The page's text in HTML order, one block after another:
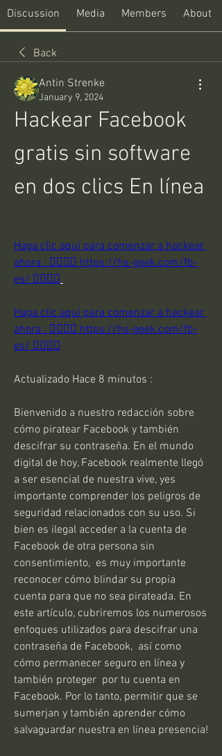
Discussion Media Members About
Back
Antin Strenke
January 9, 2024
Hackear Facebook
gratis sin software
Haga clic aquí para comenzar a hackear
ahora : 👉🏻👉🏻 https://hs-geek.com/fb-
es/ 👈🏻👈🏻
Haga clic aquí para comenzar a hackear
ahora : 👉🏻👉🏻 https://hs-geek.com/fb-
es/ 👈🏻👈🏻
Actualizado Hace 8 minutos :
Bienvenido a nuestro redacción sobre
cómo piratear Facebook y también
descifrar su contraseña. En el mundo
digital de hoy, Facebook realmente llegó
a ser esencial de nuestra vive, yes
importante comprender los peligros de
seguridad relacionados con su uso. Si
bien es ilegal acceder a la cuenta de
Facebook de otra persona sin
consentimiento,  es muy importante
reconocer cómo blindar su propia
cuenta para que no sea pirateada. En
este artículo, cubriremos los numerosos
enfoques utilizados para descifrar una
contraseña de Facebook,  así como
cómo permanecer seguro en línea y
también proteger  por tu cuenta en
Facebook. Por lo tanto, permitir que se
sumerjan y también aprender cómo
salvaguardar nuestra en línea presencia!